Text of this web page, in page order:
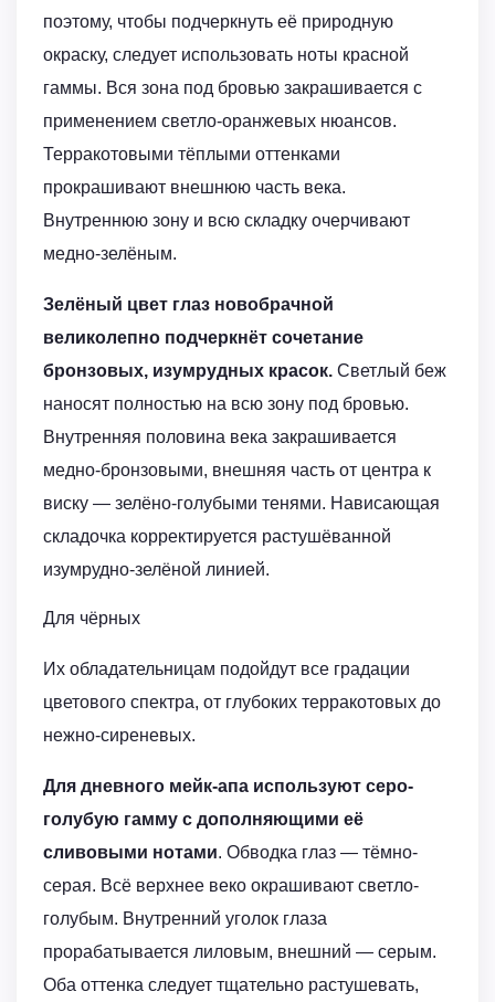
поэтому, чтобы подчеркнуть её природную
окраску, следует использовать ноты красной
гаммы. Вся зона под бровью закрашивается с
применением светло-оранжевых нюансов.
Терракотовыми тёплыми оттенками
прокрашивают внешнюю часть века.
Внутреннюю зону и всю складку очерчивают
медно-зелёным.
Зелёный цвет глаз новобрачной
великолепно подчеркнёт сочетание
бронзовых, изумрудных красок. Светлый беж
наносят полностью на всю зону под бровью.
Внутренняя половина века закрашивается
медно-бронзовыми, внешняя часть от центра к
виску — зелёно-голубыми тенями. Нависающая
складочка корректируется растушёванной
изумрудно-зелёной линией.
Для чёрных
Их обладательницам подойдут все градации
цветового спектра, от глубоких терракотовых до
нежно-сиреневых.
Для дневного мейк-апа используют серо-
голубую гамму с дополняющими её
сливовыми нотами. Обводка глаз — тёмно-
серая. Всё верхнее веко окрашивают светло-
голубым. Внутренний уголок глаза
прорабатывается лиловым, внешний — серым.
Оба оттенка следует тщательно растушевать,